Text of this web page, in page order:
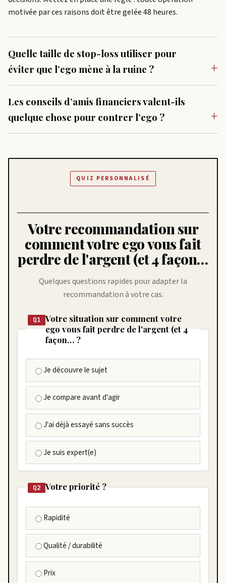
motivée par ces raisons doit être gelée 48 heures.
Quelle taille de stop-loss utiliser pour
éviter que l’ego mène à la ruine ?
Les conseils d’amis financiers valent-ils
quelque chose pour contrer l’ego ?
QUIZ PERSONNALISÉ
Votre recommandation sur
comment votre ego vous fait
perdre de l'argent (et 4 façon…
Quelques questions rapides pour adapter la
recommandation à votre cas.
Q1 Votre situation sur comment votre
ego vous fait perdre de l'argent (et 4
façon… ?
Je découvre le sujet
Je compare avant d'agir
J'ai déjà essayé sans succès
Je suis expert(e)
Q2 Votre priorité ?
Rapidité
Qualité / durabilité
Prix